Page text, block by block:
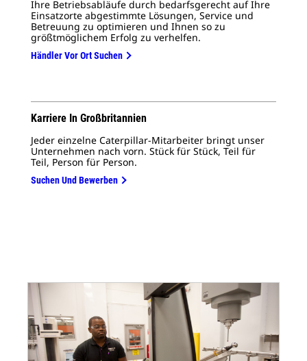
Ihre Betriebsabläufe durch bedarfsgerecht auf Ihre
Einsatzorte abgestimmte Lösungen, Service und
Betreuung zu optimieren und Ihnen so zu
größtmöglichem Erfolg zu verhelfen.
Händler Vor Ort Suchen
Karriere In Großbritannien
Jeder einzelne Caterpillar-Mitarbeiter bringt unser
Unternehmen nach vorn. Stück für Stück, Teil für
Teil, Person für Person.
Suchen Und Bewerben